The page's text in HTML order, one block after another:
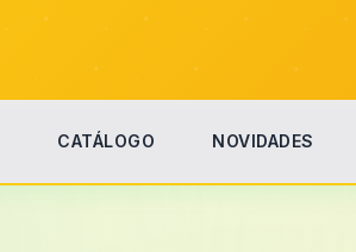
CATÁLOGO NOVIDADES